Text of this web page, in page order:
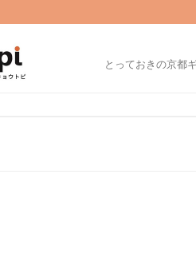
とっておきの京都